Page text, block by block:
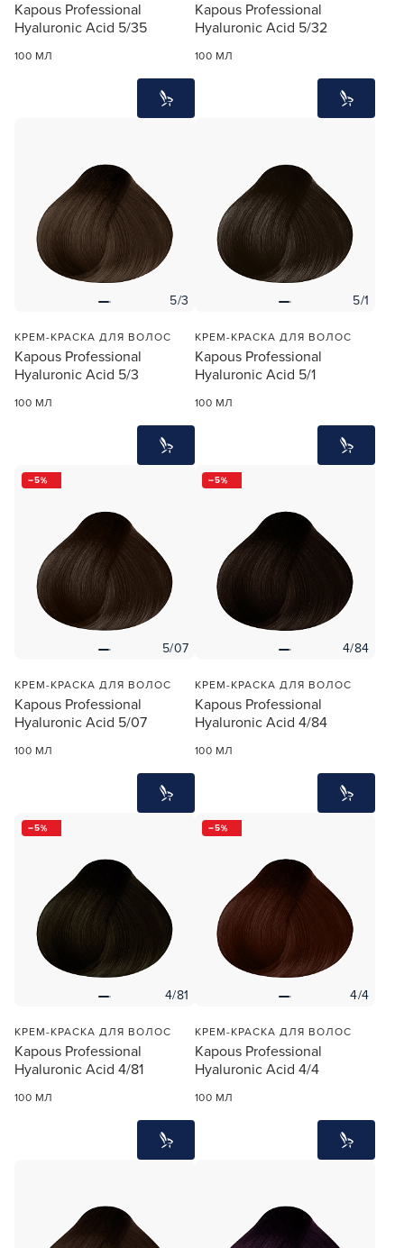
Kapous Professional
Hyaluronic Acid 5/35
100 МЛ
Kapous Professional
Hyaluronic Acid 5/32
100 МЛ
5/3
КРЕМ-КРАСКА ДЛЯ ВОЛОС
Kapous Professional
Hyaluronic Acid 5/3
100 МЛ
5/1
КРЕМ-КРАСКА ДЛЯ ВОЛОС
Kapous Professional
Hyaluronic Acid 5/1
100 МЛ
5
5/07
КРЕМ-КРАСКА ДЛЯ ВОЛОС
Kapous Professional
Hyaluronic Acid 5/07
100 МЛ
5
4/84
КРЕМ-КРАСКА ДЛЯ ВОЛОС
Kapous Professional
Hyaluronic Acid 4/84
100 МЛ
5
4/81
КРЕМ-КРАСКА ДЛЯ ВОЛОС
Kapous Professional
Hyaluronic Acid 4/81
100 МЛ
5
4/4
КРЕМ-КРАСКА ДЛЯ ВОЛОС
Kapous Professional
Hyaluronic Acid 4/4
100 МЛ